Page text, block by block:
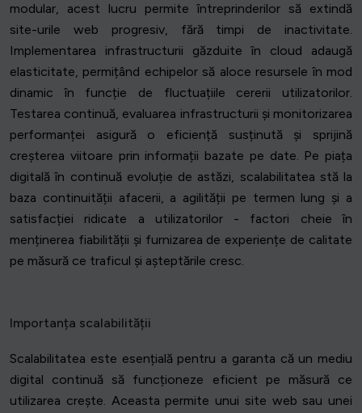
modular, acest lucru permite întreprinderilor să extindă
site-urile web progresiv, fără timpi de inactivitate.
Implementarea infrastructurii găzduite în cloud adaugă
elasticitate, permițând echipelor să aloce resursele în mod
dinamic în funcție de fluctuațiile cererii utilizatorilor.
Testarea continuă, evaluarea infrastructurii și monitorizarea
performanței asigură o eficiență susținută și sprijină
creșterea viitoare prin informații bazate pe date. Pe piața
digitală în continuă evoluție de astăzi, scalabilitatea stă la
baza continuității afacerii, a agilității pe termen lung și a
satisfacției ridicate a utilizatorilor - factori cheie în
menținerea fiabilității și furnizarea de experiențe de calitate
pe măsură ce traficul și așteptările cresc.
Importanța scalabilității
Scalabilitatea este esențială pentru a garanta că un mediu
digital continuă să funcționeze eficient pe măsură ce
utilizarea crește. Aceasta permite unui site web sau unei